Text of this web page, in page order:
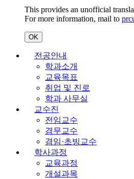
This provides an unofficial
For more information, mail to
OK
전공안내
학과소개
교육목표
취업 및 진로
학과 사무실
교수진
전임교수
겸무교수
겸임·초빙교수
학사과정
교육과정
개설과목